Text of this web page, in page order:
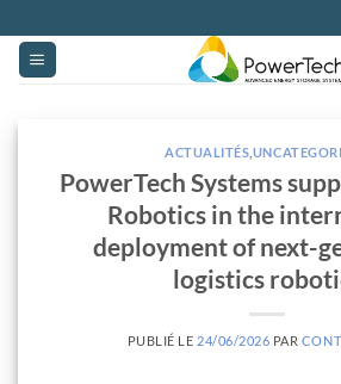
au
contenu
ACTUALITÉS
PowerTech Systems
Robotics in the
deployment of next-
logistics
PUBLIÉ LE 24/06/2026 PAR